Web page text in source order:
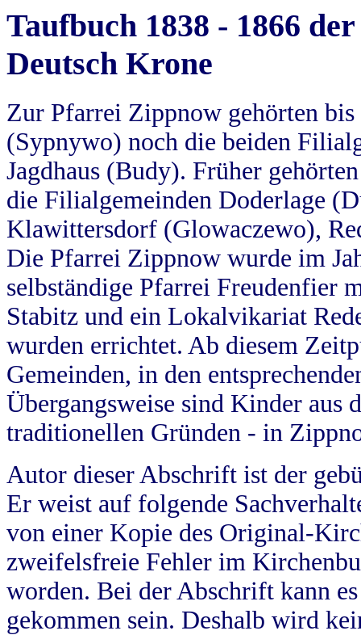
Taufbuch 1838 - 1866
Deutsch Krone
Zur Pfarrei Zippnow gehörten
(Sypnywo) noch die beiden
Jagdhaus (Budy). Früher
die Filialgemeinden Doderlage
Klawittersdorf (Glowaczewo),
Die Pfarrei Zippnow wurde im
selbständige Pfarrei Freudenfier
Stabitz und ein Lokalvikariat
wurden errichtet. Ab diesem
Gemeinden, in den
Übergangsweise sind Kinder aus
traditionellen Gründen - in
Autor dieser Abschrift ist der
Er weist auf folgende
von einer Kopie des Original-
zweifelsfreie Fehler im
worden. Bei der Abschrift kann
gekommen sein. Deshalb wird